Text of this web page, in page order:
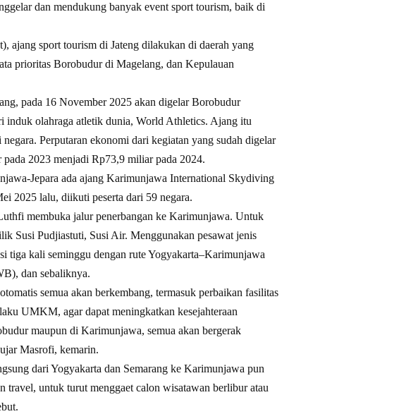
dan mendukung banyak event sport tourism, baik di
ajang sport tourism di Jateng dilakukan di daerah yang
prioritas Borobudur di Magelang, dan Kepulauan
pada 16 November 2025 akan digelar Borobudur
induk olahraga atletik dunia, World Athletics. Ajang itu
Perputaran ekonomi dari kegiatan yang sudah digelar
2023 menjadi Rp73,9 miliar pada 2024.
Jepara ada ajang Karimunjawa International Skydiving
2025 lalu, diikuti peserta dari 59 negara.
membuka jalur penerbangan ke Karimunjawa. Untuk
Susi Pudjiastuti, Susi Air. Menggunakan pesawat jenis
tiga kali seminggu dengan rute Yogyakarta–Karimunjawa
dan sebaliknya.
semua akan berkembang, termasuk perbaikan fasilitas
UMKM, agar dapat meningkatkan kesejahteraan
maupun di Karimunjawa, semua akan bergerak
Masrofi, kemarin.
dari Yogyakarta dan Semarang ke Karimunjawa pun
travel, untuk turut menggaet calon wisatawan berlibur atau